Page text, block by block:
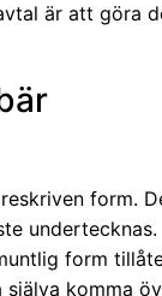
är att göra
form.
undertecknas.
form
komma